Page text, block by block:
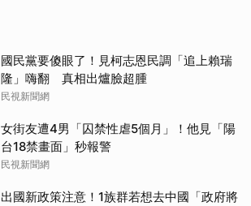
國民黨要傻眼了！見柯志恩民調「追上賴瑞
隆」嗨翻 真相出爐臉超腫
民視新聞網
女街友遭4男「囚禁性虐5個月」！他見「陽
台18禁畫面」秒報警
民視新聞網
出國新政策注意！1族群若想去中國「政府將